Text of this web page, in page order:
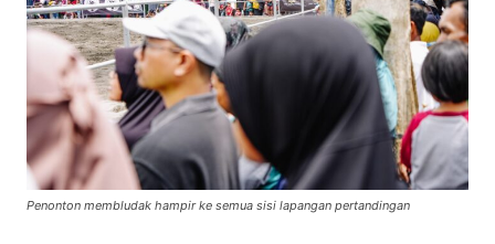
Penonton membludak hampir ke semua sisi lapangan pertandingan